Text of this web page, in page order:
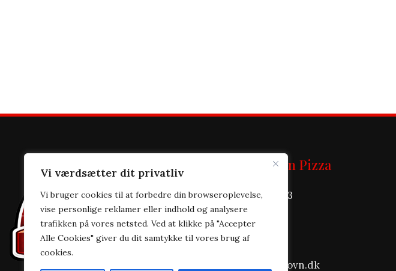
Vi værdsætter dit privatliv
Vi bruger cookies til at forbedre din browseroplevelse,
vise personlige reklamer eller indhold og analysere
trafikken på vores netsted. Ved at klikke på "Accepter
Alle Cookies" giver du dit samtykke til vores brug af
cookies.
Vojens Stenovn Pizza
Rådhuscentret 33
6500 Vojens
+45 74 50 60 70
info@vojensstenovn.dk